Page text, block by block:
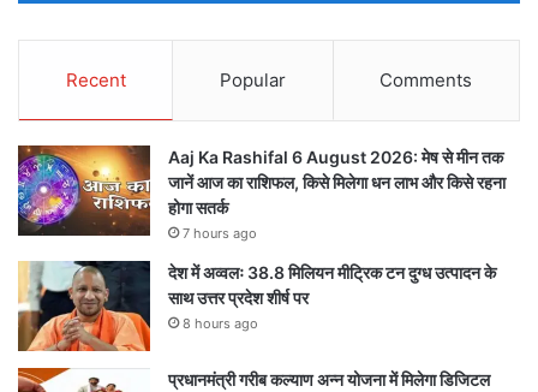
Recent Popular Comments
Aaj Ka Rashifal 6 August 2026: मेष से मीन तक
जानें आज का राशिफल, किसे मिलेगा धन लाभ और किसे रहना
होगा सतर्क
7 hours ago
देश में अव्वलः 38.8 मिलियन मीट्रिक टन दुग्ध उत्पादन के
साथ उत्तर प्रदेश शीर्ष पर
8 hours ago
प्रधानमंत्री गरीब कल्याण अन्न योजना में मिलेगा डिजिटल